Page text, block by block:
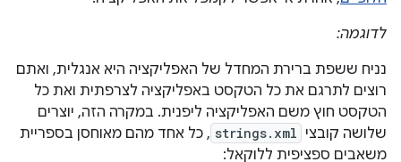
לדוגמה:
נניח ששפת ברירת המחדל של האפליקציה היא אנגלית, ואתם
רוצים לתרגם את כל הטקסט באפליקציה לצרפתית ואת כל
הטקסט חוץ משם האפליקציה ליפנית. במקרה הזה, יוצרים
שלושה קובצי strings.xml , כל אחד מהם מאוחסן בספריית
משאבים ספציפית ללוקאל: